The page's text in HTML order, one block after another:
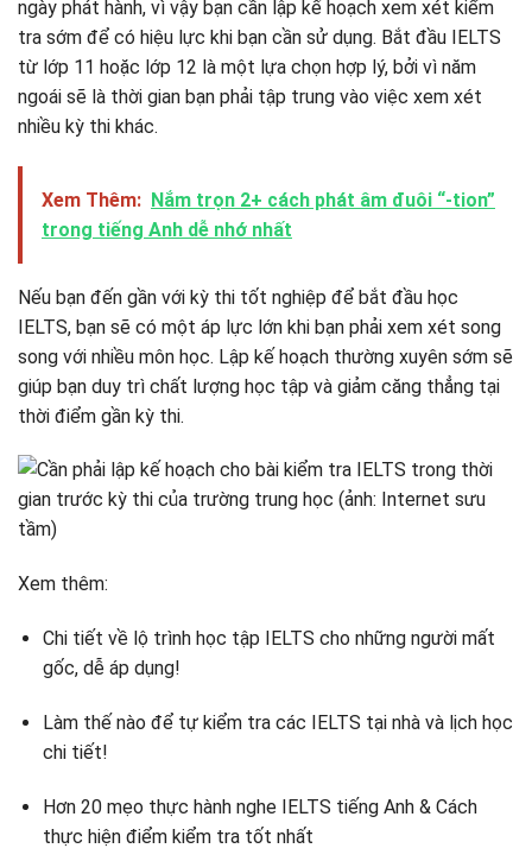
ngày phát hành, vì vậy bạn cần lập kế hoạch xem xét kiểm
tra sớm để có hiệu lực khi bạn cần sử dụng. Bắt đầu IELTS
từ lớp 11 hoặc lớp 12 là một lựa chọn hợp lý, bởi vì năm
ngoái sẽ là thời gian bạn phải tập trung vào việc xem xét
nhiều kỳ thi khác.
Xem Thêm: Nắm trọn 2+ cách phát âm đuôi “-tion”
trong tiếng Anh dễ nhớ nhất
Nếu bạn đến gần với kỳ thi tốt nghiệp để bắt đầu học
IELTS, bạn sẽ có một áp lực lớn khi bạn phải xem xét song
song với nhiều môn học. Lập kế hoạch thường xuyên sớm sẽ
giúp bạn duy trì chất lượng học tập và giảm căng thẳng tại
thời điểm gần kỳ thi.
Xem thêm:
Chi tiết về lộ trình học tập IELTS cho những người mất
gốc, dễ áp dụng!
Làm thế nào để tự kiểm tra các IELTS tại nhà và lịch học
chi tiết!
Hơn 20 mẹo thực hành nghe IELTS tiếng Anh & Cách
thực hiện điểm kiểm tra tốt nhất